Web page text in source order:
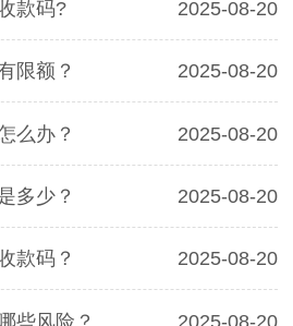
款码? 2025-08-20
限额？ 2025-08-20
么办？ 2025-08-20
多少？ 2025-08-20
款码？ 2025-08-20
些风险？ 2025-08-20